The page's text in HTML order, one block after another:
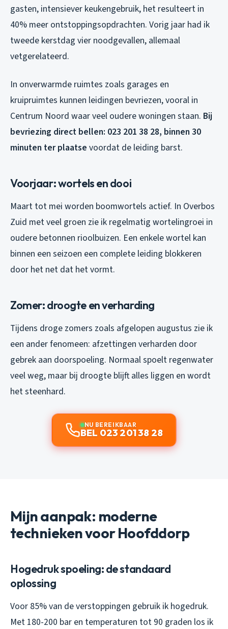
gasten, intensiever keukengebruik, het resulteert in
40% meer ontstoppingsopdrachten. Vorig jaar had ik
tweede kerstdag vier noodgevallen, allemaal
vetgerelateerd.
In onverwarmde ruimtes zoals garages en
kruipruimtes kunnen leidingen bevriezen, vooral in
Centrum Noord waar veel oudere woningen staan. Bij
bevriezing direct bellen: 023 201 38 28, binnen 30
minuten ter plaatse voordat de leiding barst.
Voorjaar: wortels en dooi
Maart tot mei worden boomwortels actief. In Overbos
Zuid met veel groen zie ik regelmatig wortelingroei in
oudere betonnen rioolbuizen. Een enkele wortel kan
binnen een seizoen een complete leiding blokkeren
door het net dat het vormt.
Zomer: droogte en verharding
Tijdens droge zomers zoals afgelopen augustus zie ik
een ander fenomeen: afzettingen verharden door
gebrek aan doorspoeling. Normaal spoelt regenwater
veel weg, maar bij droogte blijft alles liggen en wordt
het steenhard.
NU BEREIKBAAR
BEL 023 201 38 28
Mijn aanpak: moderne
technieken voor Hoofddorp
Hogedruk spoeling: de standaard
oplossing
Voor 85% van de verstoppingen gebruik ik hogedruk.
Met 180-200 bar en temperaturen tot 90 graden los ik